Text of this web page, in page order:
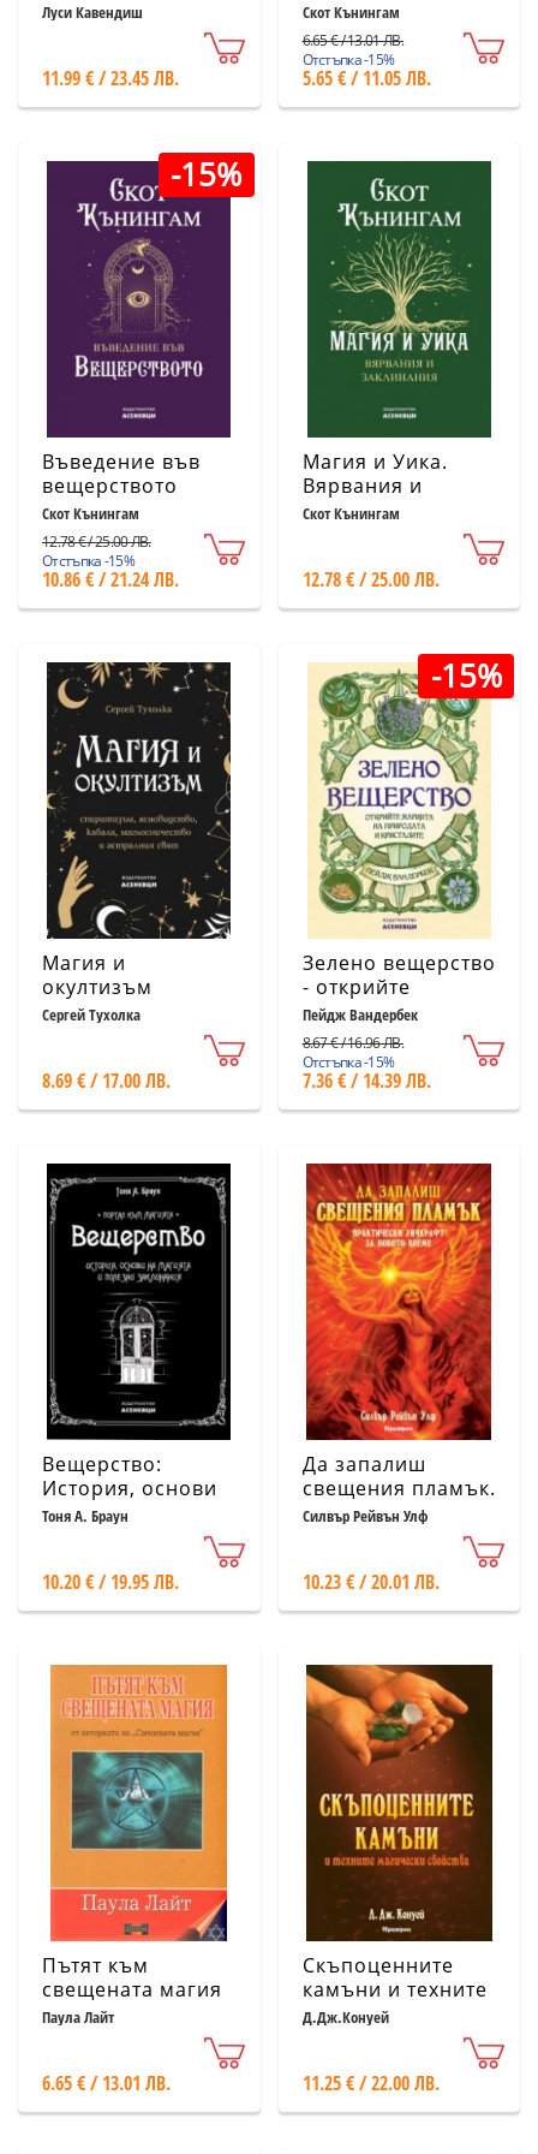
сезоните, Луната
Луси Кавендиш
11.99 € / 23.45 ЛВ.
природната магия
Скот Кънингам
6.65 € / 13.01 ЛВ.
Отстъпка -15%
5.65 € / 11.05 ЛВ.
-15%
Въведение във
вещерството
Скот Кънингам
12.78 € / 25.00 ЛВ.
Отстъпка -15%
10.86 € / 21.24 ЛВ.
Магия и Уика.
Вярвания и
заклинания
Скот Кънингам
12.78 € / 25.00 ЛВ.
Магия и
окултизъм
Сергей Тухолка
8.69 € / 17.00 ЛВ.
-15%
Зелено вещерство
- открийте
магията на
природата и
кристалите
Пейдж Вандербек
8.67 € / 16.96 ЛВ.
Отстъпка -15%
7.36 € / 14.39 ЛВ.
Вещерство:
История, основи
на магията и
Тоня А. Браун
10.20 € / 19.95 ЛВ.
Да запалиш
свещения пламък.
Практически
Силвър Рейвън Улф
10.23 € / 20.01 ЛВ.
Пътят към
свещената магия
Паула Лайт
6.65 € / 13.01 ЛВ.
Скъпоценните
камъни и техните
магически
Д.Дж.Конуей
11.25 € / 22.00 ЛВ.